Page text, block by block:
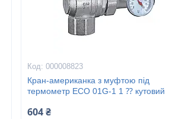
000008823
Кран-американка з муфтою під
термометр ECO 01G-1 1 ⁇ кутовий
604 ₴